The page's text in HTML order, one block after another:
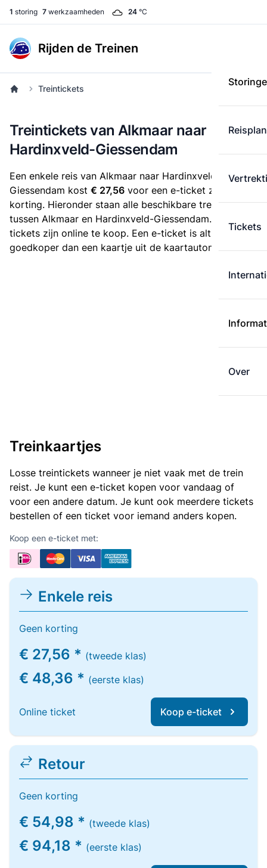
1 storing 7 werkzaamheden 24 °C
Rijden de Treinen
Tickets
Over
Treintickets
Treintickets van Alkmaar naar
Hardinxveld-Giessendam
Een enkele reis van Alkmaar naar Hardinxveld-
Giessendam kost € 27,56 voor een e-ticket zonder
korting. Hieronder staan alle beschikbare treintickets
tussen Alkmaar en Hardinxveld-Giessendam. Deze
tickets zijn online te koop. Een e-ticket is altijd
goedkoper dan een kaartje uit de kaartautomaat.
Treinkaartjes
Losse treintickets wanneer je niet vaak met de trein
reist. Je kunt een e-ticket kopen voor vandaag of
voor een andere datum. Je kunt ook meerdere tickets
bestellen of een ticket voor iemand anders kopen.
Koop een e-ticket met:
Enkele reis
Geen korting
€ 27,56 * (tweede klas)
€ 48,36 * (eerste klas)
Online ticket Koop e-ticket
Retour
Geen korting
€ 54,98 * (tweede klas)
€ 94,18 * (eerste klas)